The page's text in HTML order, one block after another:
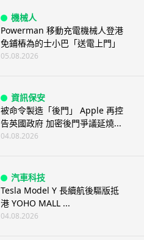
機械人
Powerman 移動充電機械人登港
免鋪樁為的士小巴「送電上門」
05.08.2026
資訊保安
被命令製造「後門」 Apple 再控
告英國政府 加密後門爭議延燒...
04.08.2026
汽車科技
Tesla Model Y 長續航後驅版抵
港 YOHO MALL ...
04.08.2026